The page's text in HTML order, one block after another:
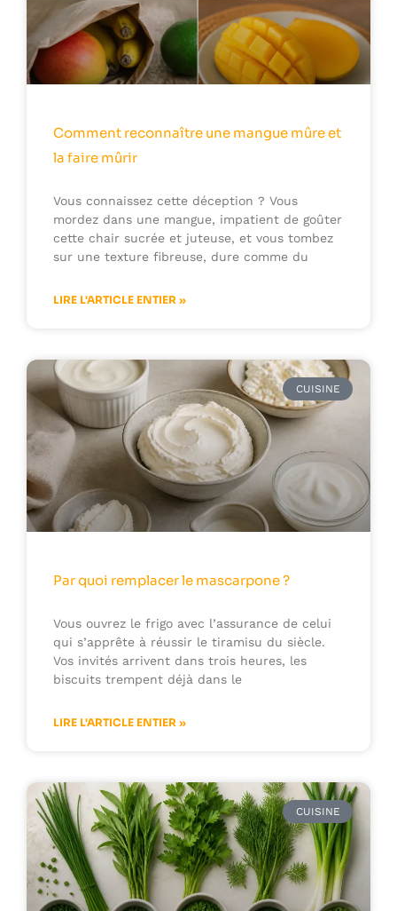
Comment reconnaître une mangue mûre et
la faire mûrir
Vous connaissez cette déception ? Vous
mordez dans une mangue, impatient de goûter
cette chair sucrée et juteuse, et vous tombez
sur une texture fibreuse, dure comme du
LIRE L'ARTICLE ENTIER »
CUISINE
Par quoi remplacer le mascarpone ?
Vous ouvrez le frigo avec l’assurance de celui
qui s’apprête à réussir le tiramisu du siècle.
Vos invités arrivent dans trois heures, les
biscuits trempent déjà dans le
LIRE L'ARTICLE ENTIER »
CUISINE